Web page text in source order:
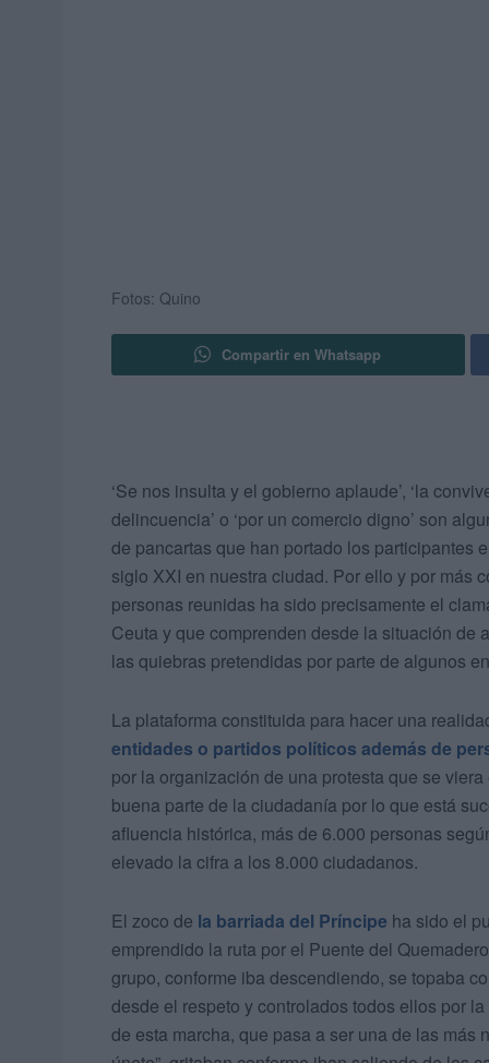
Fotos: Quino
Compartir en Whatsapp
‘Se nos insulta y el gobierno aplaude’, ‘la
delincuencia’ o ‘por un comercio digno’ son
de pancartas que han portado los participantes
siglo XXI en nuestra ciudad. Por ello y por más
personas reunidas ha sido precisamente el
Ceuta y que comprenden desde la situación
las quiebras pretendidas por parte de algunos
La plataforma constituida para hacer una
entidades o partidos políticos además de
por la organización de una protesta que se
buena parte de la ciudadanía por lo que está
afluencia histórica, más de 6.000 personas
elevado la cifra a los 8.000 ciudadanos.
El zoco de la barriada del Príncipe ha sido el
emprendido la ruta por el Puente del
grupo, conforme iba descendiendo, se topaba
desde el respeto y controlados todos ellos por
de esta marcha, que pasa a ser una de las más